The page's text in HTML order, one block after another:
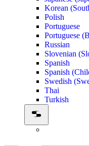
Korean
Polish
Portuguese
Portuguese
Russian
Slovenian
Spanish
Spanish
Swedish
Thai
Turkish